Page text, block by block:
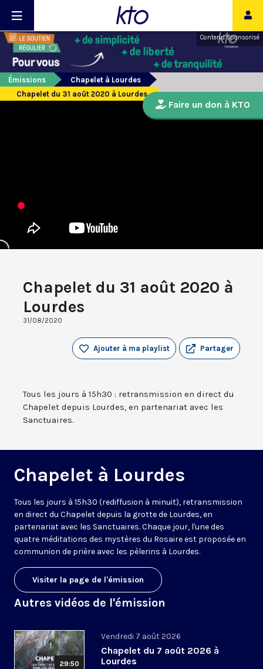
Contenu sponsorisé
Émissions
Chapelet à Lourdes
Chapelet du 31 août 2020 à Lourdes
Chapelet du 31 août 2020 à
Lourdes
31/08/2020
Partager
Ajouter à ma playlist
Tous les jours à 15h30 : retransmission en direct du
Chapelet depuis Lourdes, en partenariat avec les
Sanctuaires.
Chapelet à Lourdes
Tous les jours à 15h30 (rediffusion à minuit), retransmission
en direct du Chapelet depuis la grotte de Lourdes, en
partenariat avec les Sanctuaires. Chaque jour, l'une des
quatre méditations des mystères du Rosaire est proposée en
communion de prière avec les pèlerins à Lourdes.
Visiter la page de l'émission
Autres vidéos de l'émission
29:50
Vendredi 7 août 2026
Chapelet du 7 août 2026 à
Lourdes
Faire un don à KTO